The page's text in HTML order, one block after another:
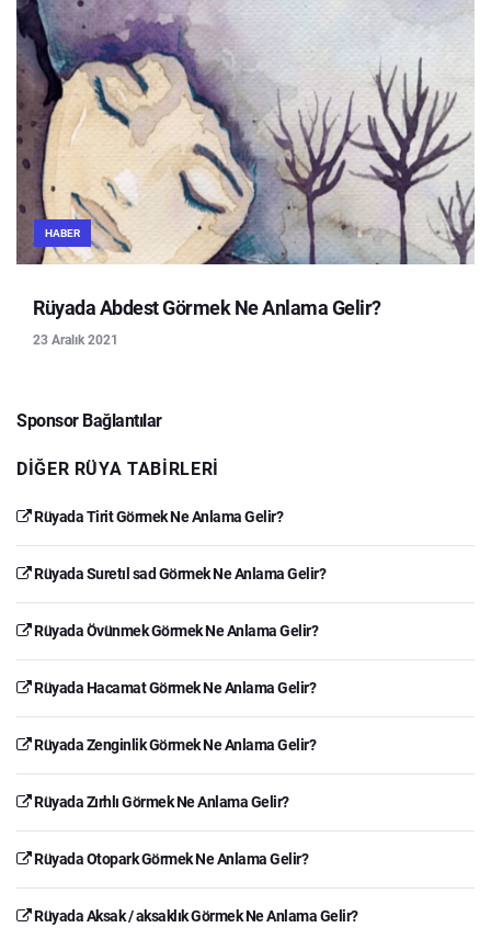
HABER
Rüyada Abdest Görmek Ne Anlama Gelir?
23 Aralık 2021
Sponsor Bağlantılar
DIĞER RÜYA TABIRLERI
Rüyada Tirit Görmek Ne Anlama Gelir?
Rüyada Suretıl sad Görmek Ne Anlama Gelir?
Rüyada Övünmek Görmek Ne Anlama Gelir?
Rüyada Hacamat Görmek Ne Anlama Gelir?
Rüyada Zenginlik Görmek Ne Anlama Gelir?
Rüyada Zırhlı Görmek Ne Anlama Gelir?
Rüyada Otopark Görmek Ne Anlama Gelir?
Rüyada Aksak / aksaklık Görmek Ne Anlama Gelir?